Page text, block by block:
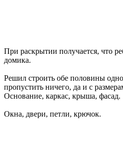
При раскрытии получается, что
домика.
Решил строить обе половины
пропустить ничего, да и с
Основание, каркас, крыша, фасад.
Окна, двери, петли, крючок.